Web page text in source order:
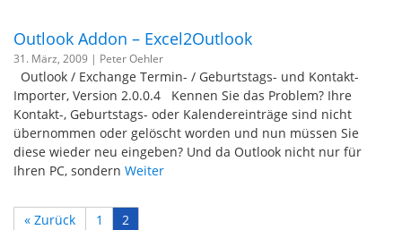
Outlook Addon – Excel2Outlook
31. März, 2009 | Peter Oehler
Outlook / Exchange Termin- / Geburtstags- und Kontakt-
Importer, Version 2.0.0.4 Kennen Sie das Problem? Ihre
Kontakt-, Geburtstags- oder Kalendereinträge sind nicht
übernommen oder gelöscht worden und nun müssen Sie
diese wieder neu eingeben? Und da Outlook nicht nur für
Ihren PC, sondern Weiter
« Zurück 1 2